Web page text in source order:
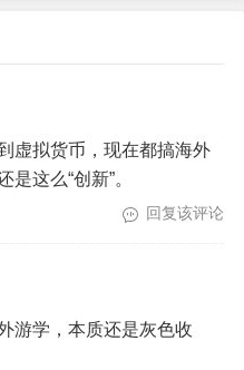
虚拟货币，现在都搞海外
这么“创新”。
回复该评论
游学，本质还是灰色收